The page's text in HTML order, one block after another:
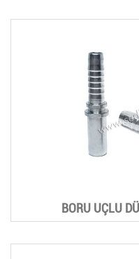
BORU UÇLU